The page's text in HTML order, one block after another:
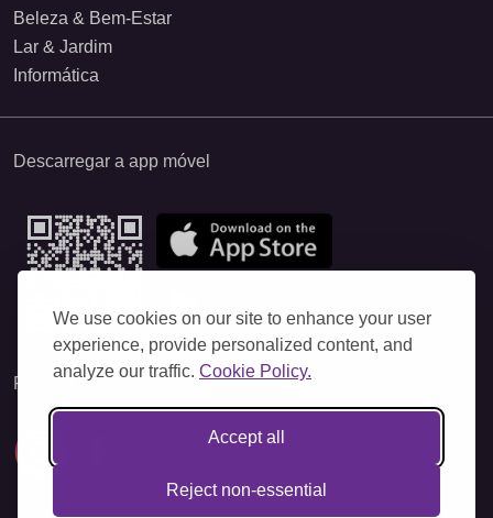
We use cookies on our site to enhance your user
experience, provide personalized content, and
analyze our traffic. Cookie Policy.
Accept all
Reject non-essential
Beleza & Bem-Estar
Lar & Jardim
Informática
Descarregar a app móvel
Follow Us